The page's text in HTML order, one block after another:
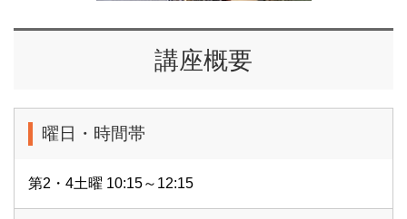
講座概要
曜日・時間帯
第2・4土曜 10:15～12:15